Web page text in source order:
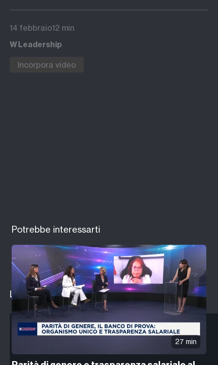
14 febbraio12 min
W Leadership
Incorpora video
Potrebbe interessarti
27 min
Le ultime notizie daMilano Finanza